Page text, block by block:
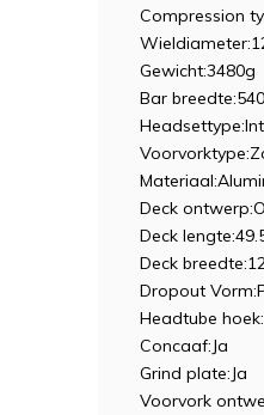
Compression
Gewicht:3480g
Bar
Deck
Deck
Deck
Dropout
Headtube
Concaaf:Ja
Grind plate:Ja
Voorvork